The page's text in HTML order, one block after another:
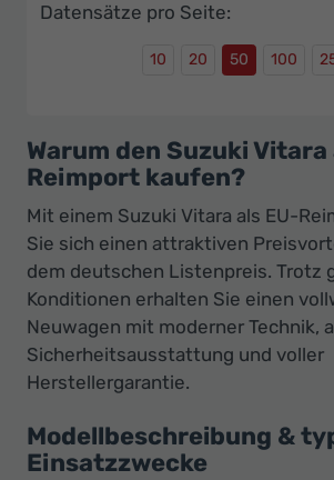
Datensätze pro Seite:
10 20 50 100
Warum den Suzuki Vitara
Reimport kaufen?
Mit einem Suzuki Vitara als EU-
Sie sich einen attraktiven
dem deutschen Listenpreis. Trotz
Konditionen erhalten Sie einen
Neuwagen mit moderner Technik,
Sicherheitsausstattung und voller
Herstellergarantie.
Modellbeschreibung &
Einsatzzwecke